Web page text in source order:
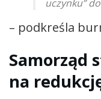
uczynku”
– podkreśla
Samorząd
na